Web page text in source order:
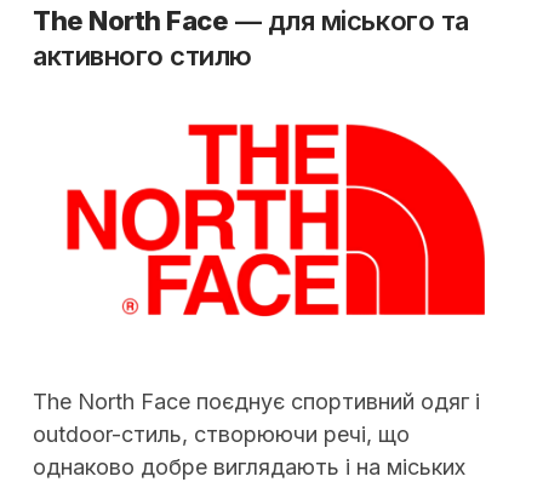
The North Face — для міського та
активного стилю
The North Face поєднує спортивний одяг і
outdoor-стиль, створюючи речі, що
однаково добре виглядають і на міських